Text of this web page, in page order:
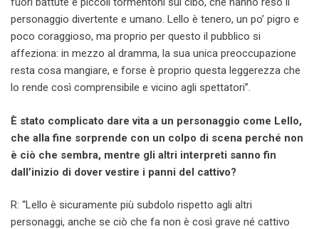
personaggio divertente e umano. Lello è tenero, un po’ pigro e
poco coraggioso, ma proprio per questo il pubblico si
affeziona: in mezzo al dramma, la sua unica preoccupazione
resta cosa mangiare, e forse è proprio questa leggerezza che
lo rende così comprensibile e vicino agli spettatori”.
È stato complicato dare vita a un personaggio come Lello,
che alla fine sorprende con un colpo di scena perché non
è ciò che sembra, mentre gli altri interpreti sanno fin
dall’inizio di dover vestire i panni del cattivo?
R: “Lello è sicuramente più subdolo rispetto agli altri
personaggi, anche se ciò che fa non è così grave né cattivo